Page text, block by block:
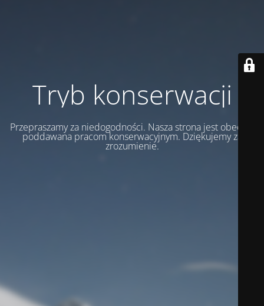
Tryb konserwacji
Przepraszamy za niedogodności. Nasza strona jest obecnie
poddawana pracom konserwacyjnym. Dziękujemy za
zrozumienie.